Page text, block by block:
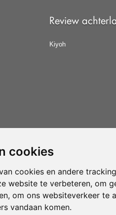
cookies
cookies en andere
website te verbeteren, om
om ons websiteverkeer te
vandaan komen.
Review
Kiyoh
dat u dealgemene voorwaarden
Vloerenvoordelig.nl is een